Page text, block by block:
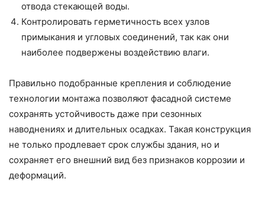
отвода стекающей воды.
Контролировать герметичность всех узлов
примыкания и угловых соединений, так как они
наиболее подвержены воздействию влаги.
Правильно подобранные крепления и соблюдение
технологии монтажа позволяют фасадной системе
сохранять устойчивость даже при сезонных
наводнениях и длительных осадках. Такая конструкция
не только продлевает срок службы здания, но и
сохраняет его внешний вид без признаков коррозии и
деформаций.